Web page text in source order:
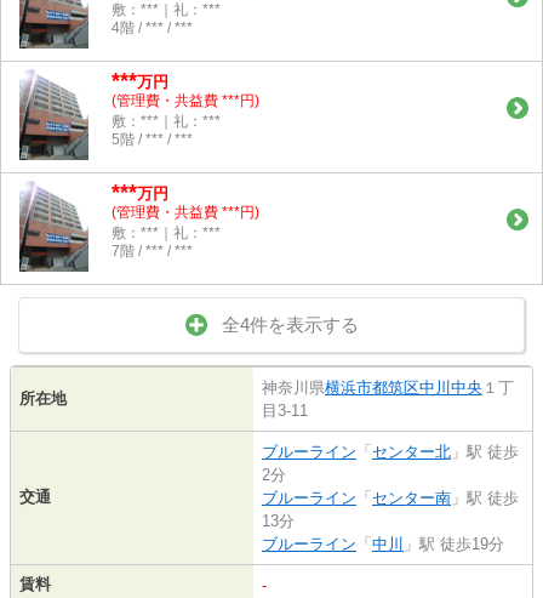
敷：***｜礼：***
4階 / *** / ***
***万円
(管理費・共益費 ***円)
敷：***｜礼：***
5階 / *** / ***
***万円
(管理費・共益費 ***円)
敷：***｜礼：***
7階 / *** / ***
全4件を表示する
所在地
神奈川県横浜市都筑区中川中央 １丁
目3-11
交通
ブルーライン 「 センター北 」駅 徒歩
2分
ブルーライン 「 センター南 」駅 徒歩
13分
ブルーライン 「 中川 」駅 徒歩19分
賃料 -